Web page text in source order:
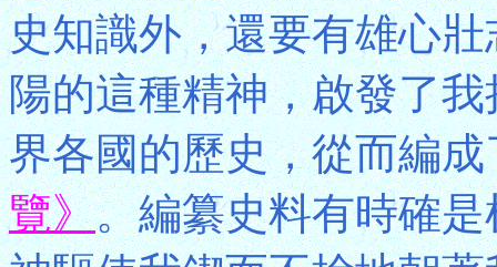
史知識外，還要有雄心
陽的這種精神，啟發了
界各國的歷史，從而編成
覽》。編纂史料有時確